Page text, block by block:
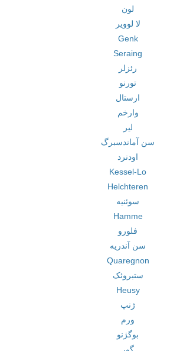
لون
لا لوویر
Genk
Seraing
رئزلر
تورنو
ارستال
وارخم
لیر
سن آماندسبرگ
اودنرد
Kessel-Lo
Helchteren
سوئنیه
Hamme
فلورو
سن آندریه
Quaregnon
ستبروئک
Heusy
ژنپ
ورم
بوگژنو